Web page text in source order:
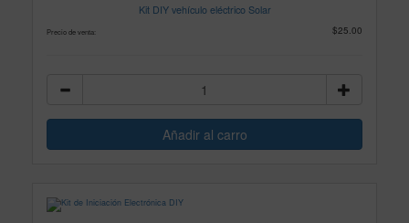
Kit DIY vehículo eléctrico Solar
Precio de venta: $25.00